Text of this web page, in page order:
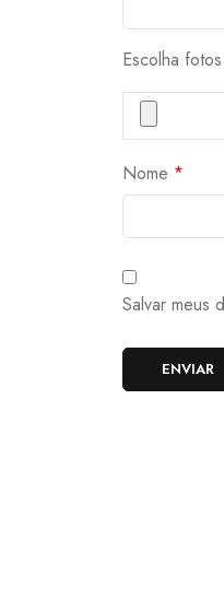
Escolha
Nome *
Salvar meus